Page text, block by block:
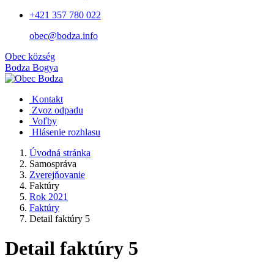
+421 357 780 022
obec@bodza.info
Obec község
Bodza Bogya
Kontakt
Zvoz odpadu
Voľby
Hlásenie rozhlasu
Úvodná stránka
Samospráva
Zverejňovanie
Faktúry
Rok 2021
Faktúry
Detail faktúry 5
Detail faktúry 5